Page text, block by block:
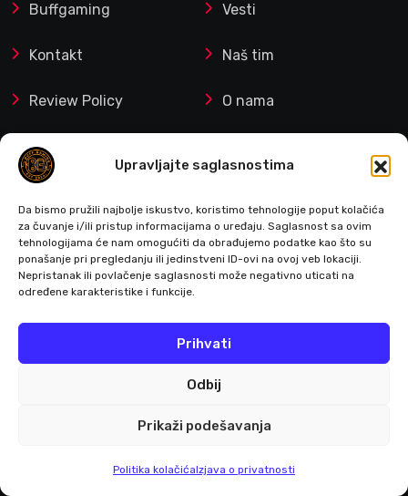
Upravljajte saglasnostima
Da bismo pružili najbolje iskustvo, koristimo tehnologije poput kolačića
za čuvanje i/ili pristup informacijama o uređaju. Saglasnost sa ovim
tehnologijama će nam omogućiti da obrađujemo podatke kao što su
ponašanje pri pregledanju ili jedinstveni ID-ovi na ovoj veb lokaciji.
Nepristanak ili povlačenje saglasnosti može negativno uticati na
određene karakteristike i funkcije.
Prihvati
Odbij
Prikaži podešavanja
Politika kolačićaIzjava o privatnosti
Buffgaming Vesti
Kontakt Naš tim
Review Policy O nama
📡 RSS
Policy
Privacy Policy Politika kolačića (EU)
Mi smo relativno mladi tim entuzijasta kojima
je cilj da Vas obaveštavaju o vestima iz sveta